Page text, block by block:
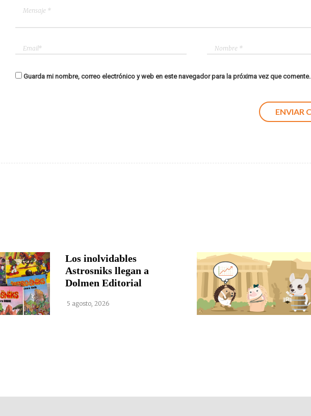
Guarda mi nombre, correo electrónico y web en este navegador para la próxima vez que comente.
Los inolvidables
Astrosniks llegan a
Dolmen Editorial
5 agosto, 2026